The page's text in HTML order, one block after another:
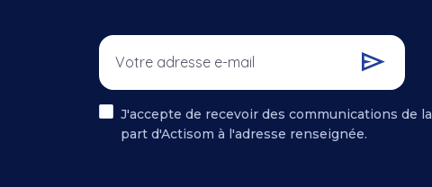
J'accepte de recevoir des communications de la
part d'Actisom à l'adresse renseignée.